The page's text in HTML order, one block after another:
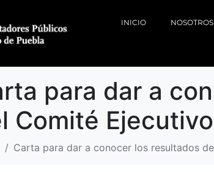
INICIO NOSOTROS
para dar a
Comité
Carta para dar a conocer los resultados